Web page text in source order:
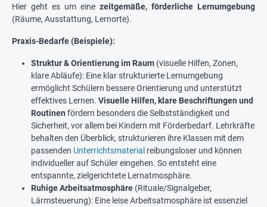
Hier geht es um eine zeitgemäße, förderliche Lernumgebung
(Räume, Ausstattung, Lernorte).
Praxis-Bedarfe (Beispiele):
Struktur & Orientierung im Raum (visuelle Hilfen, Zonen,
klare Abläufe): Eine klar strukturierte Lernumgebung
ermöglicht Schülern bessere Orientierung und unterstützt
effektives Lernen. Visuelle Hilfen, klare Beschriftungen und
Routinen fördern besonders die Selbstständigkeit und
Sicherheit, vor allem bei Kindern mit Förderbedarf. Lehrkräfte
behalten den Überblick, strukturieren ihre Klassen mit dem
passenden Unterrichtsmaterial reibungsloser und können
individueller auf Schüler eingehen. So entsteht eine
entspannte, zielgerichtete Lernatmosphäre.
Ruhige Arbeitsatmosphäre (Rituale/Signalgeber,
Lärmsteuerung): Eine leise Arbeitsatmosphäre ist essenziel